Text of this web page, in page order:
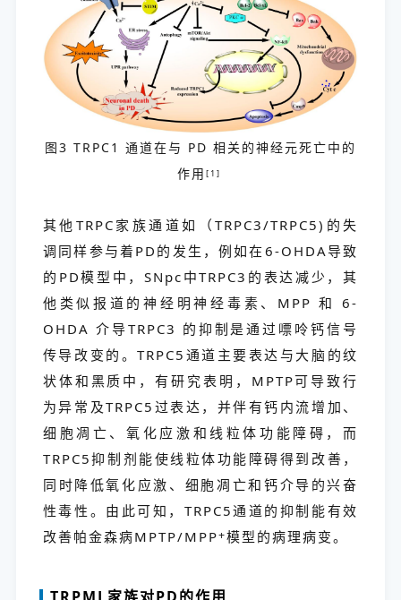
图3 TRPC1 通道在与 PD 相关的神经元死亡中的
作用 [1]
其他TRPC家族通道如（TRPC3/TRPC5)的失
调同样参与着PD的发生，例如在6-OHDA导致
的PD模型中，SNpc中TRPC3的表达减少，其
他类似报道的神经明神经毒素、MPP 和 6-
OHDA 介导TRPC3 的抑制是通过嘌呤钙信号
传导改变的。TRPC5通道主要表达与大脑的纹
状体和黑质中，有研究表明，MPTP可导致行
为异常及TRPC5过表达，并伴有钙内流增加、
细胞凋亡、氧化应激和线粒体功能障碍，而
TRPC5抑制剂能使线粒体功能障碍得到改善，
同时降低氧化应激、细胞凋亡和钙介导的兴奋
性毒性。由此可知，TRPC5通道的抑制能有效
改善帕金森病MPTP/MPP+模型的病理病变。